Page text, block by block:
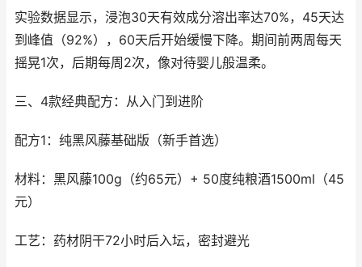
实验数据显示，浸泡30天有效成分溶出率达70%，45天达
到峰值（92%），60天后开始缓慢下降。期间前两周每天
摇晃1次，后期每周2次，像对待婴儿般温柔。
三、4款经典配方：从入门到进阶
配方1：纯黑风藤基础版（新手首选）
材料：黑风藤100g（约65元）+ 50度纯粮酒1500ml（45
元）
工艺：药材阴干72小时后入坛，密封避光